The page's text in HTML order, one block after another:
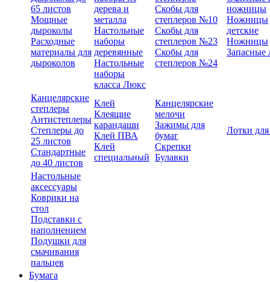
65 листов
Мощные
дыроколы
Расходные
материалы для
дыроколов
дерева и
металла
Настольные
наборы
деревянные
Настольные
наборы
класса Люкс
Скобы для
степлеров №10
Скобы для
степлеров №23
Скобы для
степлеров №24
ножницы
Ножницы
детские
Ножницы
Запасные
Канцелярские
степлеры
Антистеплеры
Степлеры до
25 листов
Стандартные
до 40 листов
Клей
Клеящие
карандаши
Клей ПВА
Клей
специальный
Канцелярские
мелочи
Зажимы для
бумаг
Скрепки
Булавки
Лотки
Настольные
аксессуары
Коврики на
стол
Подставки с
наполнением
Подушки для
смачивания
пальцев
Бумага